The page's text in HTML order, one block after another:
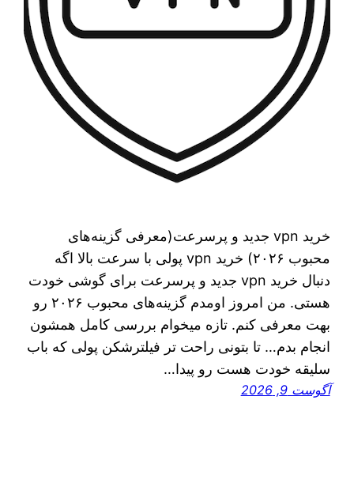
خرید vpn جدید و پرسرعت(معرفی گزینه‌های
محبوب ۲۰۲۶) خرید vpn پولی با سرعت بالا اگه
دنبال خرید vpn جدید و پرسرعت برای گوشی خودت
هستی. من امروز اومدم گزینه‌های محبوب ۲۰۲۶ رو
بهت معرفی کنم. تازه میخوام بررسی کامل همشون
انجام بدم… تا بتونی راحت تر فیلترشکن پولی که باب
سلیقه خودت هست رو پیدا…
آگوست 9, 2026